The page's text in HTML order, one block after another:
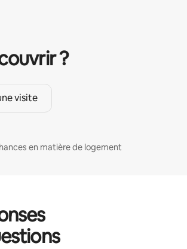
?
visite
en matière de logement